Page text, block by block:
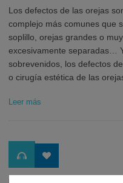
Los defectos de las orejas
complejo más comunes que
soplillo, orejas grandes o
excesivamente separadas…
sobrevenidos, los defectos
o cirugía estética de las
Leer más